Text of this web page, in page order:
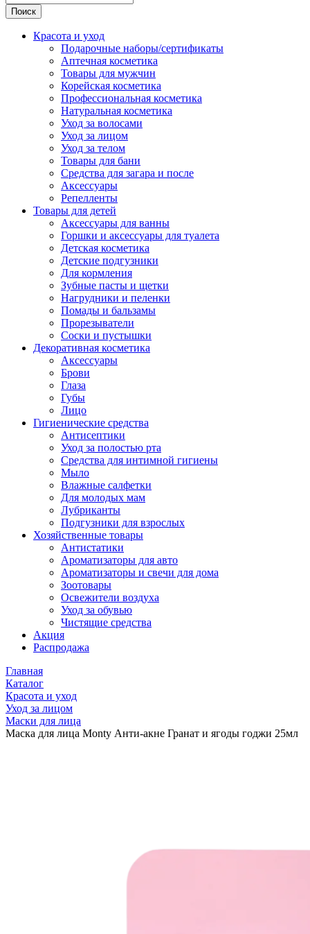
Поиск
Красота и уход
Подарочные наборы/сертификаты
Аптечная косметика
Товары для мужчин
Корейская косметика
Профессиональная косметика
Натуральная косметика
Уход за волосами
Уход за лицом
Уход за телом
Товары для бани
Средства для загара и после
Аксессуары
Репелленты
Товары для детей
Аксессуары для ванны
Горшки и аксессуары для туалета
Детская косметика
Детские подгузники
Для кормления
Зубные пасты и щетки
Нагрудники и пеленки
Помады и бальзамы
Прорезыватели
Соски и пустышки
Декоративная косметика
Аксессуары
Брови
Глаза
Губы
Лицо
Гигиенические средства
Антисептики
Уход за полостью рта
Средства для интимной гигиены
Мыло
Влажные салфетки
Для молодых мам
Лубриканты
Подгузники для взрослых
Хозяйственные товары
Антистатики
Ароматизаторы для авто
Ароматизаторы и свечи для дома
Зоотовары
Освежители воздуха
Уход за обувью
Чистящие средства
Акция
Распродажа
Главная
Каталог
Красота и уход
Уход за лицом
Маски для лица
Маска для лица Monty Анти-акне Гранат и ягоды годжи 25мл